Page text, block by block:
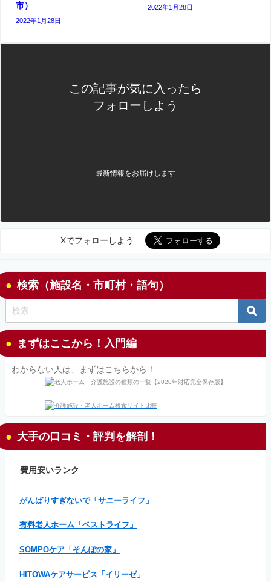
市）
2022年1月28日
2022年1月28日
この記事が気に入ったら
フォローしよう
最新情報をお届けします
Xでフォローしよう
検索（施設名・市町村・語句）
まずはここから！入門編
わからない人は、まずはこちらから！
大手の口コミ・評判を解剖！
費用安いランク
がんばりすぎないで「サニーライフ」
有料老人ホーム「ベストライフ」
SOMPOケア「そんぽの家」
HITOWAケアサービス「イリーゼ」